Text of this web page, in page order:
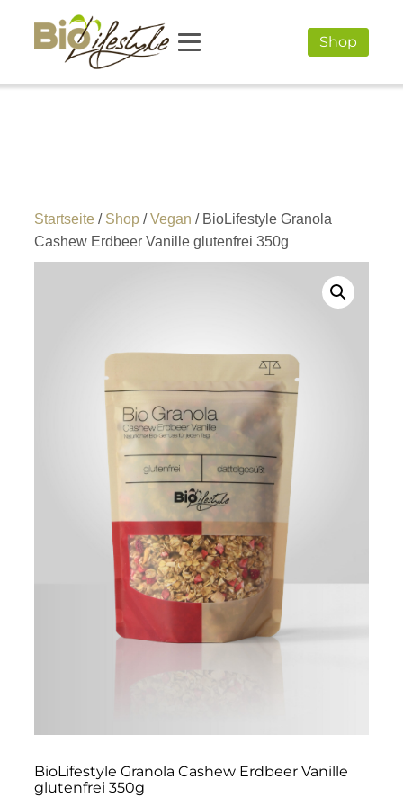
Shop
Startseite / Shop /Vegan / BioLifestyle Granola
Cashew Erdbeer Vanille glutenfrei 350g
BioLifestyle Granola Cashew Erdbeer Vanille
glutenfrei 350g